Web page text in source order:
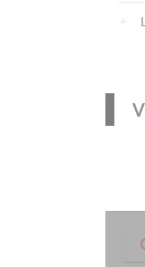
+